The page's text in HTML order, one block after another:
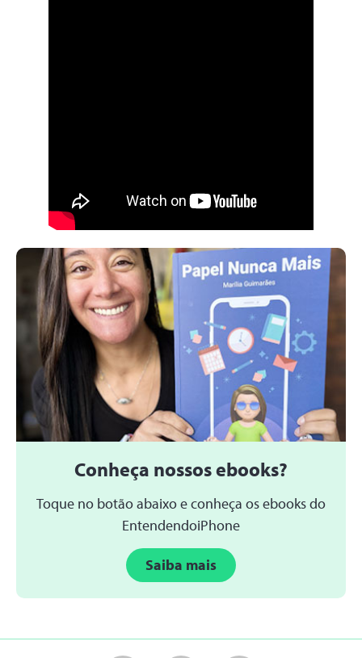
Conheça nossos ebooks?
Toque no botão abaixo e conheça os ebooks do
EntendendoiPhone
Saiba mais